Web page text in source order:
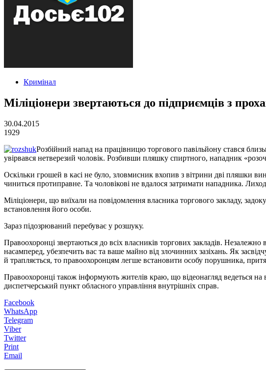
Кримінал
Міліціонери звертаються до підприємців з
30.04.2015
1929
Розбійний напад на працівницю торгового павільйону стався
увірвався нетверезий чоловік. Розбивши пляшку спиртного, нападник
Оскільки грошей в касі не було, зловмисник вхопив з вітрини дві пляшки
чиниться протиправне. Та чоловікові не вдалося затримати нападника.
Міліціонери, що виїхали на повідомлення власника торгового закладу,
встановлення його особи.
Зараз підозрюваний перебуває у розшуку.
Правоохоронці звертаються до всіх власників торгових закладів.
насамперед, убезпечить вас та ваше майно від злочинних зазіхань. Як
й трапляється, то правоохоронцям легше встановити особу порушника,
Правоохоронці також інформують жителів краю, що відеонагляд ведеться на
диспетчерський пункт обласного управління внутрішніх справ.
Facebook
WhatsApp
Telegram
Viber
Twitter
Print
Email